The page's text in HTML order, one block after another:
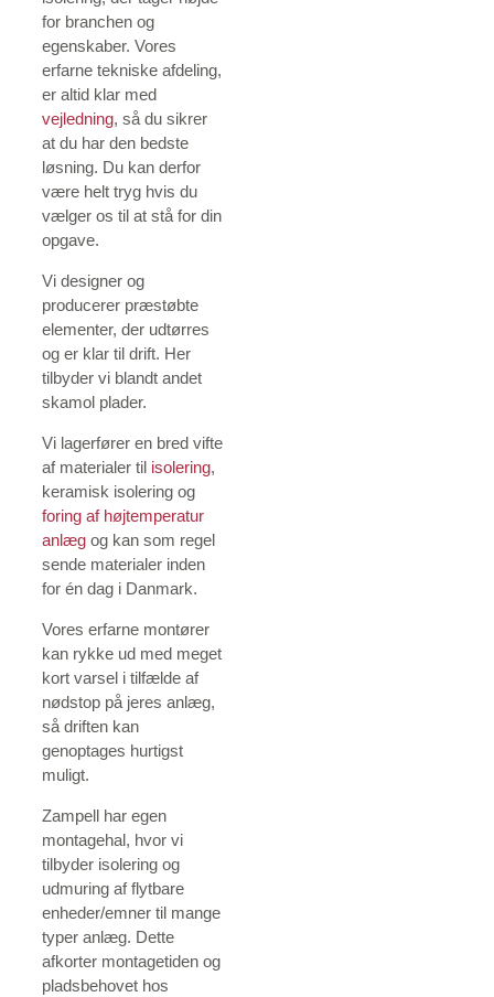
for branchen og
egenskaber. Vores
erfarne tekniske afdeling,
er altid klar med
vejledning, så du sikrer
at du har den bedste
løsning. Du kan derfor
være helt tryg hvis du
vælger os til at stå for din
opgave.
Vi designer og
producerer præstøbte
elementer, der udtørres
og er klar til drift. Her
tilbyder vi blandt andet
skamol plader.
Vi lagerfører en bred vifte
af materialer til isolering,
keramisk isolering og
foring af højtemperatur
anlæg og kan som regel
sende materialer inden
for én dag i Danmark.
Vores erfarne montører
kan rykke ud med meget
kort varsel i tilfælde af
nødstop på jeres anlæg,
så driften kan
genoptages hurtigst
muligt.
Zampell har egen
montagehal, hvor vi
tilbyder isolering og
udmuring af flytbare
enheder/emner til mange
typer anlæg. Dette
afkorter montagetiden og
pladsbehovet hos